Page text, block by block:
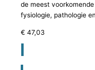
de meest
fysiologie, pathologie
€ 47,03